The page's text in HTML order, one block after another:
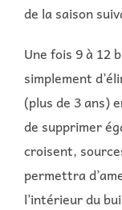
de la saison
Une fois 9 à 12
simplement
(plus de 3 ans)
de supprimer
croisent,
permettra
l’intérieur du